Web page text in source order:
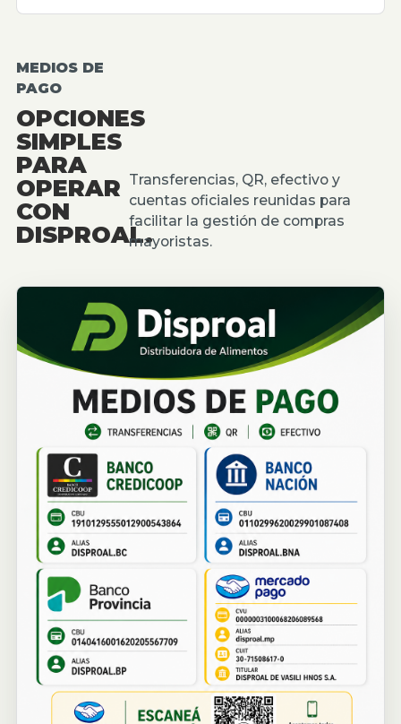
MEDIOS DE
PAGO
OPCIONES
SIMPLES
PARA
OPERAR
CON
DISPROAL.
Transferencias, QR, efectivo y
cuentas oficiales reunidas para
facilitar la gestión de compras
mayoristas.